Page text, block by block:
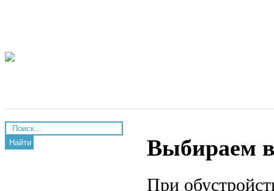
Найти Выбираем
При